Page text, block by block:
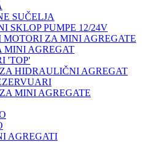
SUČELJA
SKLOP PUMPE 12/24V
ZA MINI AGREGATE
MINI AGREGAT
'TOP'
HIDRAULIČNI AGREGAT
MINI AGREGATE
AGREGATI